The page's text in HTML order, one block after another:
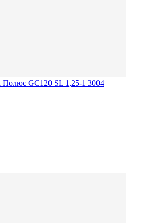
Полюс GC120 SL 1,25-1 3004